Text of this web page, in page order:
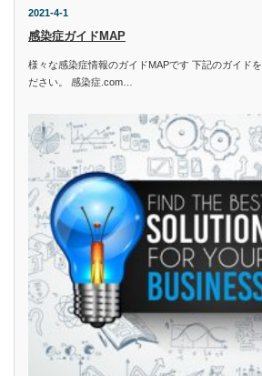
2021-4-1
感染症ガイドMAP
様々な感染症情報のガイドMAPです 下記のガイド
ださい。 感染症.com…